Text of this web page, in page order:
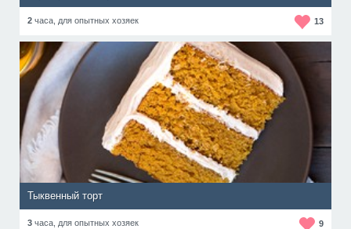
2 часа, для опытных хозяек 13
Тыквенный торт
3 часа, для опытных хозяек 9